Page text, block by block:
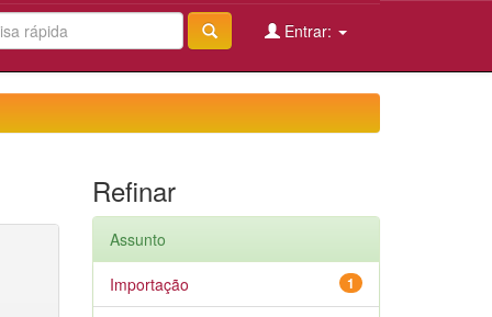
Entrar:
Refinar
Assunto
1
Importação